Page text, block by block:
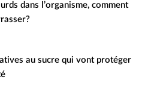
dans l’organisme, comment
au sucre qui vont protéger